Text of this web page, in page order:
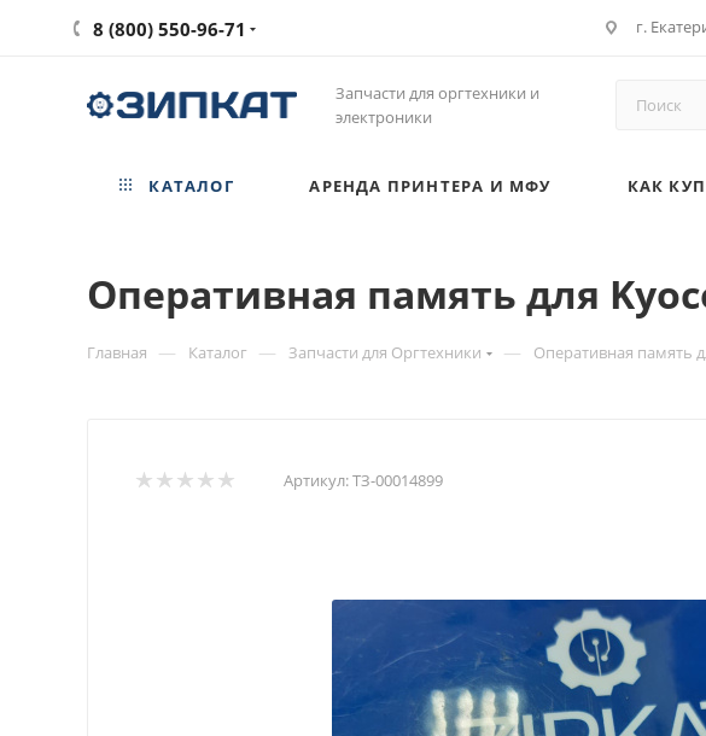
8 (800) 550-96-71 г.
Запчасти для оргтехники и
электроники
КАТАЛОГ АРЕНДА ПРИНТЕРА И МФУ КАК
Оперативная память для
Главная — Каталог — Запчасти для Оргтехники — Оперативная память
Артикул:ТЗ-00014899